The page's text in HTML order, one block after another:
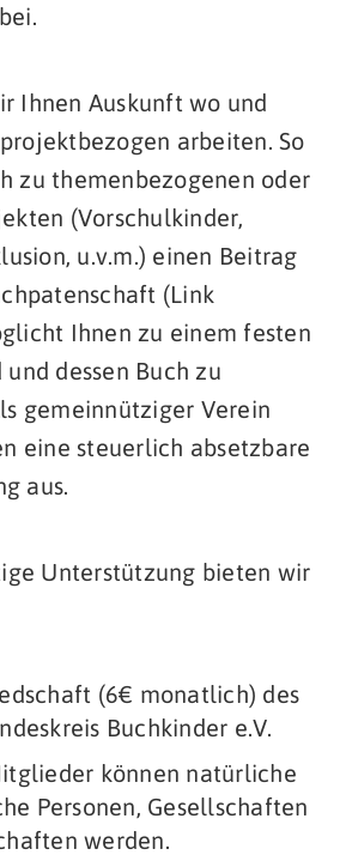
Ihnen Auskunft wo und
arbeiten. So
zu themenbezogenen oder
(Vorschulkinder,
u.v.m.) einen Beitrag
(Link
Ihnen zu einem festen
dessen Buch zu
gemeinnütziger Verein
eine steuerlich absetzbare
aus.
Unterstützung bieten wir
(6€ monatlich) des
Buchkinder e.V.
können natürliche
Personen, Gesellschaften
werden.